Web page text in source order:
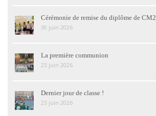
Cérémonie de remise du diplôme de CM2
30 juin 2026
La première communion
23 juin 2026
Dernier jour de classe !
23 juin 2026